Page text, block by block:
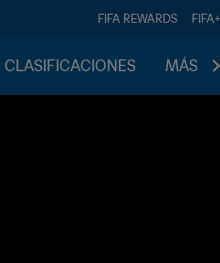
FIFA REWARDS FIFA+
CLASIFICACIONES MÁS